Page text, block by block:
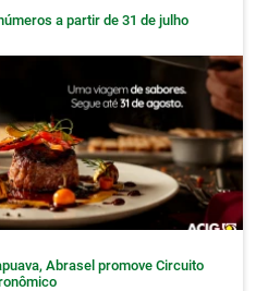
a partir de 31 de julho
Abrasel promove Circuito